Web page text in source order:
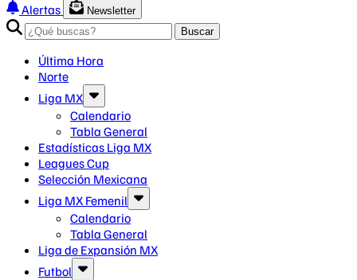
Alertas
Newsletter
Buscar
Última Hora
Norte
Liga MX
Calendario
Tabla General
Estadísticas Liga MX
Leagues Cup
Selección Mexicana
Liga MX Femenil
Calendario
Tabla General
Liga de Expansión MX
Futbol